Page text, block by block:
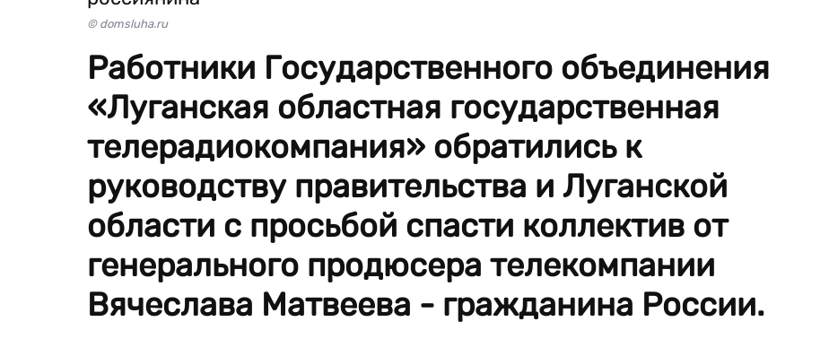
© domsluha.ru
Работники Государственного объединения
«Луганская областная государственная
телерадиокомпания» обратились к
руководству правительства и Луганской
области с просьбой спасти коллектив от
генерального продюсера телекомпании
Вячеслава Матвеева - гражданина России.